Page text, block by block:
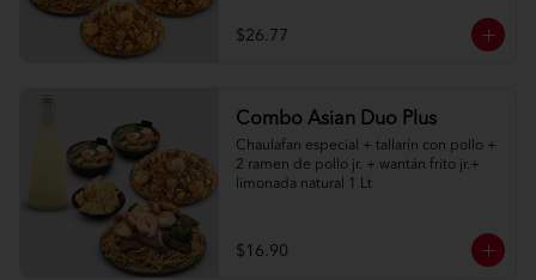
$26.77
Combo Asian Duo Plus
Chaulafan especial + tallarín con pollo +
2 ramen de pollo jr. + wantán frito jr.+
limonada natural 1 Lt
$16.90